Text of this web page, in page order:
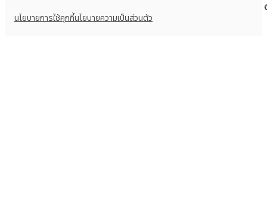
นโยบายการใช้คุกกี้นโยบายความเป็นส่วนตัว